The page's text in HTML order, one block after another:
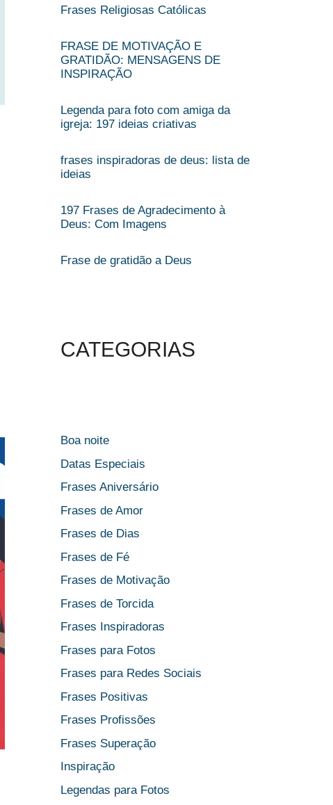
Frases Religiosas Católicas​
FRASE DE MOTIVAÇÃO E
GRATIDÃO​: MENSAGENS DE
INSPIRAÇÃO
Legenda para foto com amiga da
igreja: 197 ideias criativas
frases inspiradoras de deus: lista de
ideias
197 Frases de Agradecimento à
Deus: Com Imagens
Frase de gratidão a Deus​
CATEGORIAS
Boa noite
Datas Especiais
Frases Aniversário
Frases de Amor
Frases de Dias
Frases de Fé
Frases de Motivação
Frases de Torcida
Frases Inspiradoras
Frases para Fotos
Frases para Redes Sociais
Frases Positivas
Frases Profissões
Frases Superação
Inspiração
Legendas para Fotos